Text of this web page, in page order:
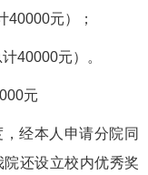
40000元）；
40000元）。
元
经本人申请分院同
还设立校内优秀奖